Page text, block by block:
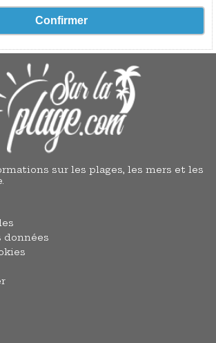
sur les plages, les mers et les
données